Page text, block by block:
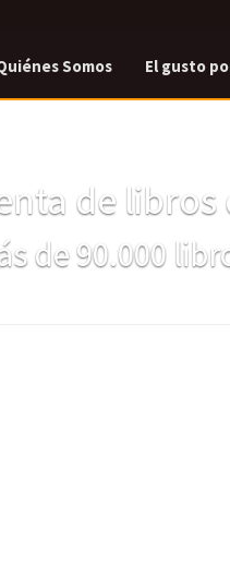
Somos El gusto
de
de 90.000